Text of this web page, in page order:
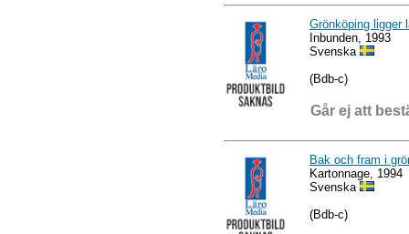
Grönköping ligger
Inbunden, 1993
Svenska
(Bdb-c)
Går ej att
Bak och fram i
Kartonnage, 1994
Svenska
(Bdb-c)